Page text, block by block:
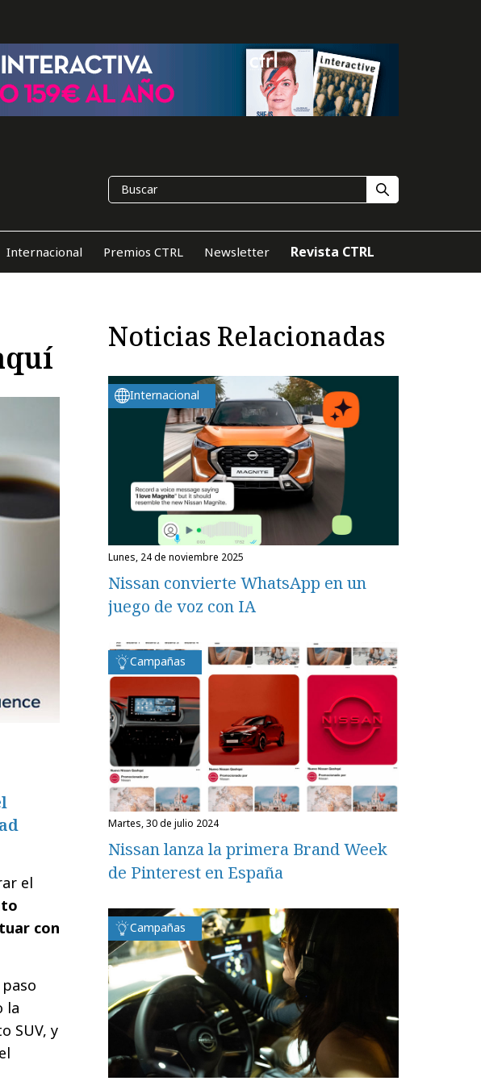
Internacional Premios CTRL Newsletter Revista CTRL
el
con
la
SUV, y
Noticias Relacionadas
Internacional
lunes, 24 de noviembre 2025
Nissan convierte WhatsApp en un
juego de voz con IA
Campañas
martes, 30 de julio 2024
Nissan lanza la primera Brand Week
de Pinterest en España
Campañas